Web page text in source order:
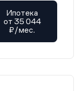
Ипотека
от 35 044
₽/мес.